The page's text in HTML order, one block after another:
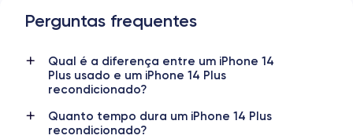
Dimensões e peso do iPhone 14 Plus
Data de lançamento
7/09/2022
Sistema operativo
iOS (iOS 26)
Dimensões
160.8×78.1×7.8 mm
Peso
Perguntas frequentes
Qual é a diferença entre um iPhone 14
Plus usado e um iPhone 14 Plus
recondicionado?
Quanto tempo dura um iPhone 14 Plus
recondicionado?